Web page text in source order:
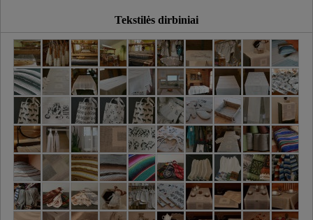
Tekstilės dirbiniai